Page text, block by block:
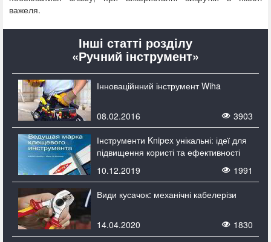
важеля.
Інші статті розділу
«Ручний інструмент»
Інноваційнний інструмент Wiha
08.02.2016
3903
Інструменти Knipex унікальні: ідеї для
підвищення користі та ефективності
10.12.2019
1991
Види кусачок: механічні кабелерізи
14.04.2020
1830